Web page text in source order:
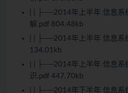
| | ├──2014年上半年 信息系
解.pdf 804.48kb
| | ├──2014年上半年 信息系
134.01kb
| | ├──2014年上半年 信息系
识.pdf 447.70kb
| | ├──2014年下半年 信息系